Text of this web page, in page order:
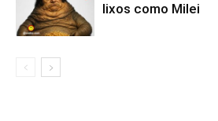
lixos como Milei